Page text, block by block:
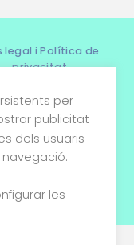
legal i Política de
privacitat
Termes i condicions
Política de cookies
per
publicitat
dels usuaris
les